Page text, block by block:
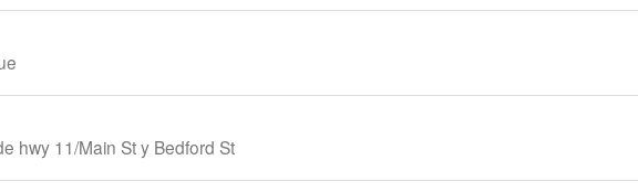
hwy 11/Main St y Bedford St